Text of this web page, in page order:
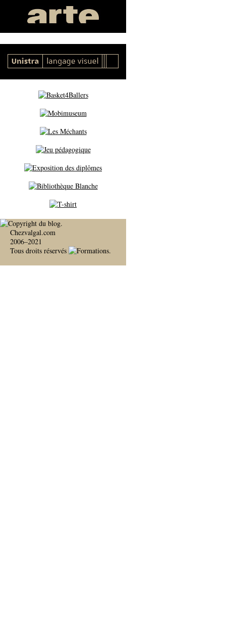
Chezvalgal.com
2006–2021
Tous droits réservés